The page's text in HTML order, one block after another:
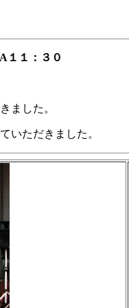
１１：３０
ました。
いただきました。